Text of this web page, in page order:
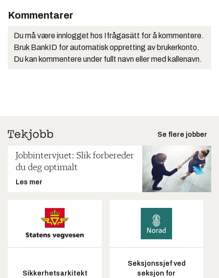
Kommentarer
Du må være innlogget hos Ifrågasätt for å kommentere.
Bruk BankID for automatisk oppretting av brukerkonto.
Du kan kommentere under fullt navn eller med kallenavn.
Se flere jobber
Jobbintervjuet: Slik forbereder
du deg optimalt
Les mer
Sikkerhetsarkitekt
Seksjonssjef ved
seksjon for